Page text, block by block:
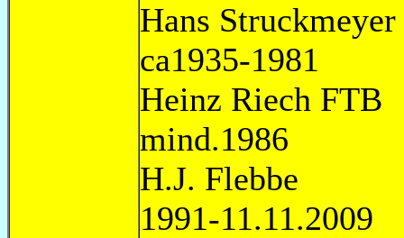
Hans
ca1935-1981
Heinz
mind.1986
H.J.
1991-11.11.2009